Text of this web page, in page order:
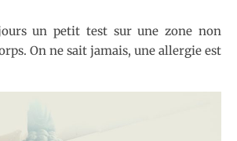
un petit test sur une zone non
On ne sait jamais, une allergie est